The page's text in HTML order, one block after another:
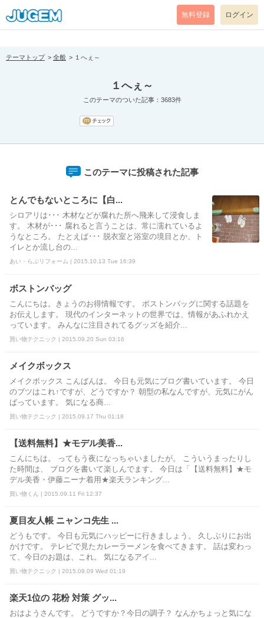
[pear_error: message="Success" code=0 mode=return level=notice
prefix="" info=""]
無料登録 ログイン
テーマトップ 全般 １へぇ～
１へぇ～
このテーマのついた記事：3683件
このテーマに投稿された記事
とんでもないところに【白...
シロアリは･･･ 木材などが腐れた所へ飛来して浸食しま
す。 木材が･･･ 腐れると言うことは、常に濡れているよ
うなところ。 たとえば･･･ 脱衣室と浴室の境目とか、ト
イレとか流し台の...
あい・らぶリフォーム | 2015.10.13 Tue 16:39
ボストンバッグ
こんにちは。きょうのお得情報です。 ボストンバッグに関する話題を
お伝えします。 現代のインターネットの世界では、情報があふれかえ
っています。 みんなに注目されてるグッズを紹介...
買い物テクニック | 2015.09.20 Sun 03:16
メイクボックス
メイクボックス こんばんは。 今日も元気にブログ書いています。 今日
のブツはこれ↑ですが、どうですか？ 朝型の私なんですが、元気にがん
ばっています。 気になる商...
買い物テクニック | 2015.09.17 Thu 01:18
【送料無料】★モデル美香...
こんにちは。 ってもう夜になっちゃいましたが。 こういうまったりし
た時間は、 ブログを書いて楽しんでます。 今日は「【送料無料】★モ
デル美香・伊藤ニーナ着用★楽天ランキング...
買い物くん | 2015.09.11 Fri 12:37
夏目友人帳 ニャンコ先生 ...
どうもです。 今日も元気にハッピーに行きましょう。 久しぶりにお出
かけです。 テレビで見たカレーラーメンを食べてきます。 話は変わっ
て、今日のお題は、これ。 気になるアイ...
買い物テクニック | 2015.09.09 Wed 01:19
楽天1位の 花粉 対策 グッ...
おはようさんです。 どうですか？今日の調子？ なんかちょっと気にな